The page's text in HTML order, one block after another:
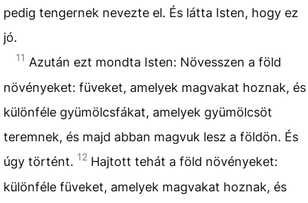
pedig tengernek nevezte el. És látta Isten, hogy ez
jó.
11 Azután ezt mondta Isten: Növesszen a föld
növényeket: füveket, amelyek magvakat hoznak, és
különféle gyümölcsfákat, amelyek gyümölcsöt
teremnek, és majd abban magvuk lesz a földön. És
úgy történt. 12 Hajtott tehát a föld növényeket:
különféle füveket, amelyek magvakat hoznak, és